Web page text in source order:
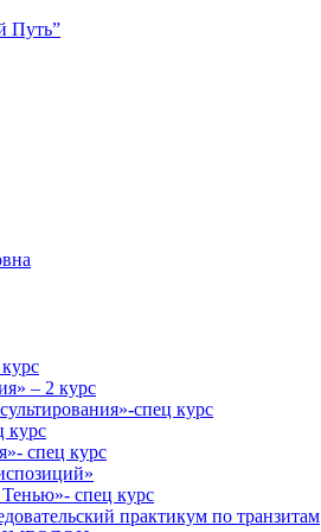
Путь”
– 2 курс
спец курс
курс
спец курс
спец курс
практикум по транзитам